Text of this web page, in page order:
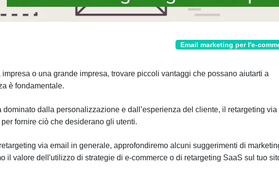
Email marketing per l'e-
o una grande impresa, trovare piccoli vantaggi che possano aiutarti a
è fondamentale.
dominato dalla personalizzazione e dall’esperienza del cliente, il retargeting via
fornire ciò che desiderano gli utenti.
via email in generale, approfondiremo alcuni suggerimenti di
il valore dell'utilizzo di strategie di e-commerce o di retargeting SaaS sul tuo